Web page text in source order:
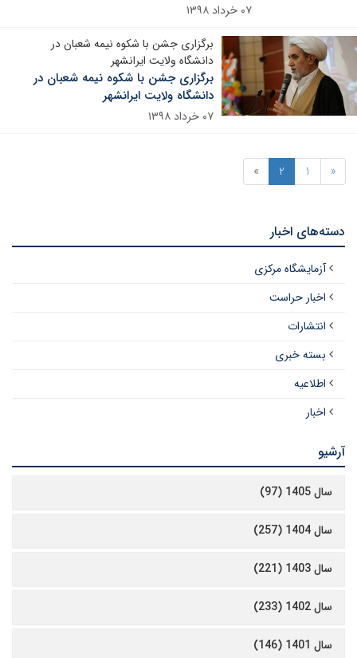
۰۷ خرداد ۱۳۹۸
برگزاری جشن با شکوه نیمه شعبان در
دانشگاه ولایت ایرانشهر
برگزاری جشن با شکوه نیمه شعبان در
دانشگاه ولایت ایرانشهر
۰۷ خرداد ۱۳۹۸
«
1
2
»
دسته‌های اخبار
آزمایشگاه مرکزی
اخبار حراست
انتشارات
بسته خبری
اطلاعیه
اخبار
آرشیو
سال 1405 (97)
سال 1404 (257)
سال 1403 (221)
سال 1402 (233)
سال 1401 (146)